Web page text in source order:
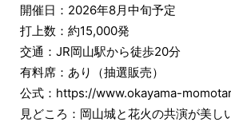
開催日：2026年8月中旬予定
打上数：約15,000発
交通：JR岡山駅から徒歩20分
有料席：あり（抽選販売）
公式：https://www.okayama-
見どころ：岡山城と花火の共演が美し